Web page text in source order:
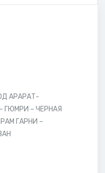
АРАРАТ-
ГЮМРИ – ЧЕРНАЯ
ГАРНИ –